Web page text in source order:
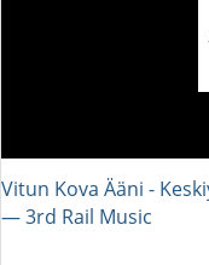
Vitun Kova Ääni -
― 3rd Rail Music